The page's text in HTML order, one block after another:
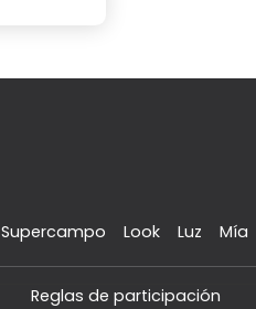
Supercampo Look Luz Mía
Reglas de participación